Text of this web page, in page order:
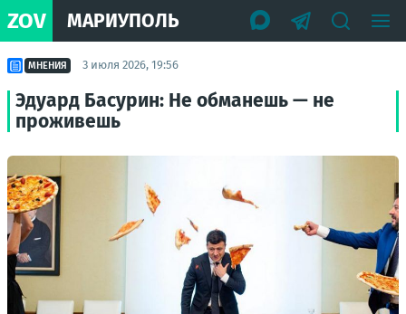
ZOV МАРИУПОЛЬ
МНЕНИЯ 3 июля 2026, 19:56
Эдуард Басурин: Не обманешь — не
проживешь